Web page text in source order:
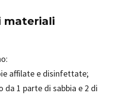
materiali
affilate e disinfettate;
1 parte di sabbia e 2 di